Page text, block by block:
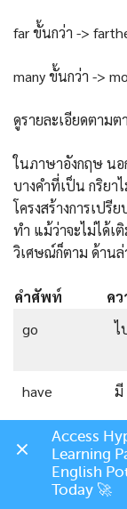
far ขั้นกว่า ->
many ขั้นกว่า ->
ดูรายละเอียดตามต
ในภาษาอังกฤษ นอ
บางคำที่เป็น กริยา
โครงสร้างการเปรี
ทำ แม้ว่าจะไม่ได้
วิเศษณ์ก็ตาม ด้าน
คำศัพท์ ค
go
ไ
have มี
do ท
Access
Learning
English
Today 🚀